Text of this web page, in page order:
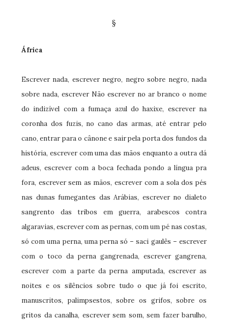
§
África
Escrever nada, escrever negro, negro sobre negro, nada
sobre nada, escrever Não escrever no ar branco o nome
do indizível com a fumaça azul do haxixe, escrever na
coronha dos fuzis, no cano das armas, até entrar pelo
cano, entrar para o cânone e sair pela porta dos fundos da
história, escrever com uma das mãos enquanto a outra dá
adeus, escrever com a boca fechada pondo a língua pra
fora, escrever sem as mãos, escrever com a sola dos pés
nas dunas fumegantes das Arábias, escrever no dialeto
sangrento das tribos em guerra, arabescos contra
algaravias, escrever com as pernas, com um pé nas costas,
só com uma perna, uma perna só – saci gaulês – escrever
com o toco da perna gangrenada, escrever gangrena,
escrever com a parte da perna amputada, escrever as
noites e os silêncios sobre tudo o que já foi escrito,
manuscritos, palimpsestos, sobre os grifos, sobre os
gritos da canalha, escrever sem som, sem fazer barulho,